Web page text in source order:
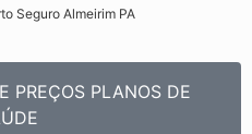
Seguro Almeirim PA​
PREÇOS PLANOS DE